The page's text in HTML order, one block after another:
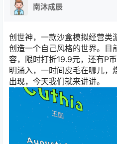
南沐成辰
创世神，一款沙盒模拟经营类
创造一个自己风格的世界。目
容，限时打折19.9元，还有P
明涌入，一时间皮毛在哪儿，
出现，今天我们就来讲讲。